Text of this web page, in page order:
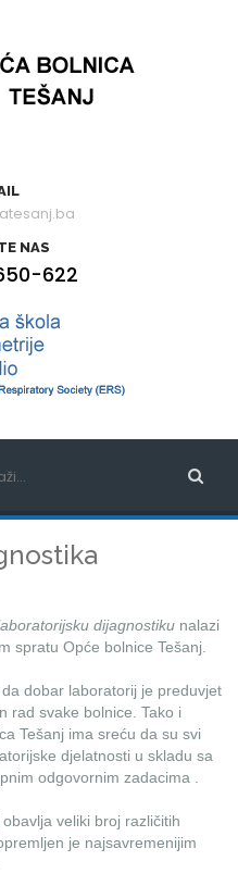
NAS
622
dijagnostiku nalazi
spratu Opće bolnice Tešanj.
dobar laboratorij je preduvjet
rad svake bolnice. Tako i
Tešanj ima sreću da su svi
djelatnosti u skladu sa
odgovornim zadacima .
veliki broj različitih
je najsavremenijim